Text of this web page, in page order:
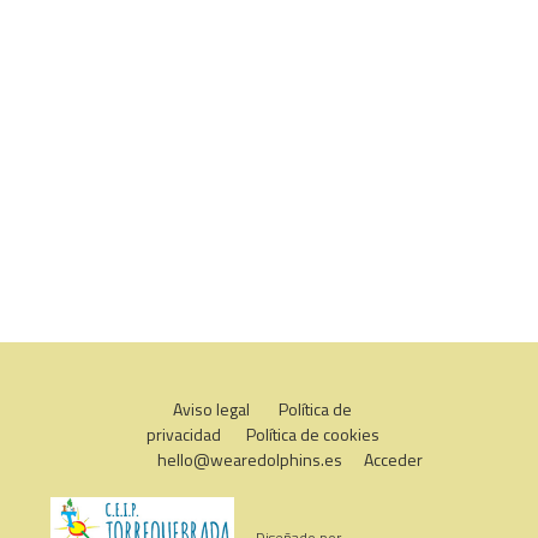
Aviso legal
Política de
privacidad
Política de cookies
hello@wearedolphins.es
Acceder